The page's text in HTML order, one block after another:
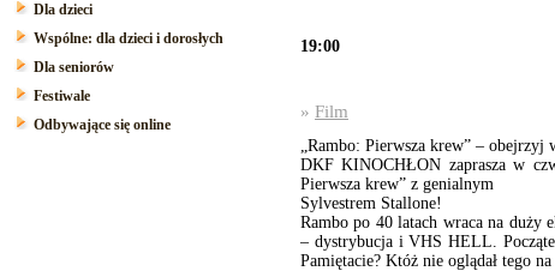
Dla dzieci
Wspólne: dla dzieci i dorosłych
Dla seniorów
Festiwale
Odbywające się online
19:00
» Film
„Rambo: Pierwsza krew” –
DKF KINOCHŁON zaprasza w
Pierwsza krew” z genialnym
Sylvestrem Stallone!
Rambo po 40 latach wraca na
– dystrybucja i VHS HELL.
Pamiętacie? Któż nie oglądał tego